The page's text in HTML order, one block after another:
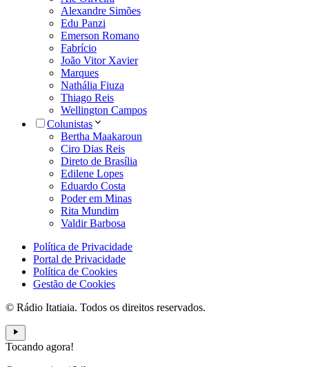
Alexandre Simões
Edu Panzi
Emerson Romano
Fabrício
João Vitor Xavier
Marques
Nathália Fiuza
Thiago Reis
Wellington Campos
Colunistas
Bertha Maakaroun
Ciro Dias Reis
Direto de Brasília
Edilene Lopes
Eduardo Costa
Poder em Minas
Rita Mundim
Valdir Barbosa
Política de Privacidade
Portal de Privacidade
Política de Cookies
Gestão de Cookies
© Rádio Itatiaia. Todos os direitos reservados.
Tocando agora!